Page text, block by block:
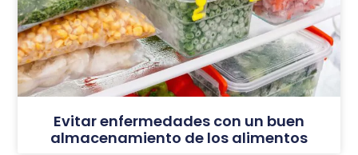
Evitar enfermedades con un buen
almacenamiento de los alimentos